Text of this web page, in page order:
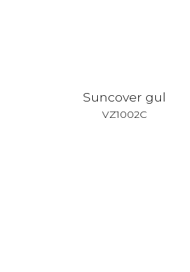
Suncover gul
VZ1002C